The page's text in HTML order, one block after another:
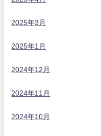
2025年3月
2025年1月
2024年12月
2024年11月
2024年10月